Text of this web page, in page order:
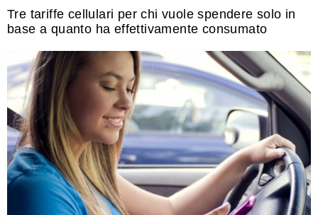
Tre tariffe cellulari per chi vuole spendere solo in
base a quanto ha effettivamente consumato